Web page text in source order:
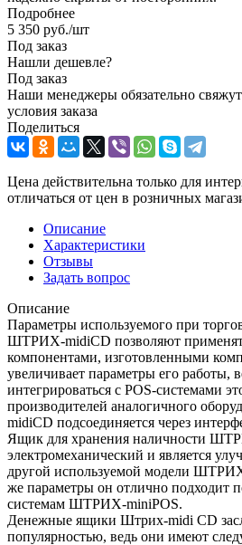
Подробнее
5 350 руб./шт
Под заказ
Нашли дешевле?
Под заказ
Наши менеджеры обязательно
условия заказа
Поделиться
Цена действительна только для
отличаться от цен в розничных
Описание
Характеристики
Отзывы
Задать вопрос
Описание
Параметры используемого при
ШТРИХ-midiCD позволяют
компонентами, изготовленными
увеличивает параметры его работы,
интегрироваться с POS-системами
производителей аналогичного
midiCD подсоединяется через
Ящик для хранения наличности
электромеханический и является
другой используемой модели
же параметры он отлично подходит
системам ШТРИХ-miniPOS.
Денежные ящики Штрих-midi CD
популярностью, ведь они имеют